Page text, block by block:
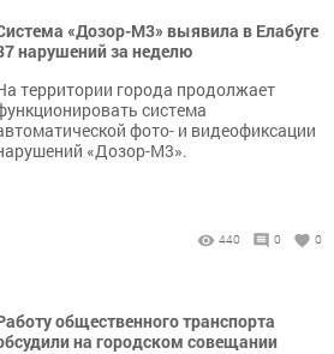
«Дозор-М3» выявила в Елабуге
нарушений за неделю
территории города продолжает
система
фото- и видеофиксации
«Дозор-М3».
440 0 0
общественного транспорта
на городском совещании